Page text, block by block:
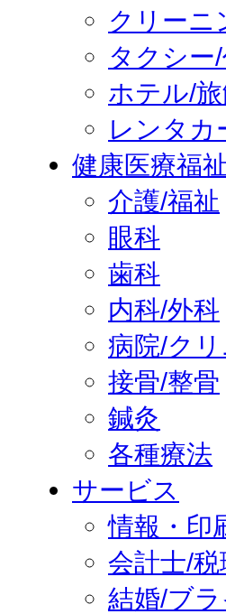
クリーニ
タクシー
ホテル/
レンタカ
健康医療福祉
介護/福祉
眼科
歯科
内科/外科
病院/ク
接骨/整骨
鍼灸
各種療法
サービス
情報・印
会計士/税
結婚/ブ